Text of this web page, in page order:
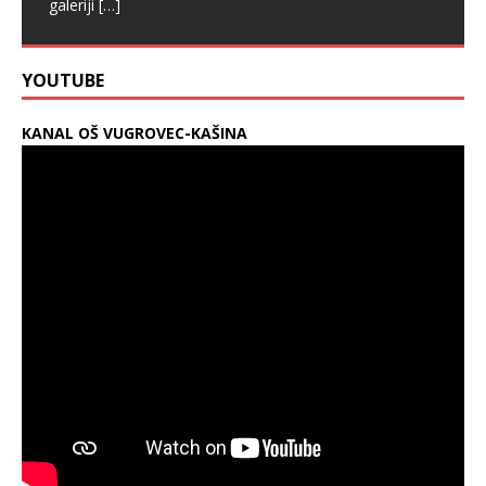
galeriji […]
YOUTUBE
KANAL OŠ VUGROVEC-KAŠINA